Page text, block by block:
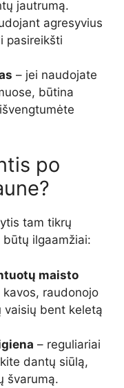
jautrumą.
agresyvius
pasireikšti
– jei naudojate
būtina
po
tam tikrų
ilgaamžiai:
maisto
raudonojo
vaisių bent keletą
– reguliariai
dantų siūlą,
švarumą.